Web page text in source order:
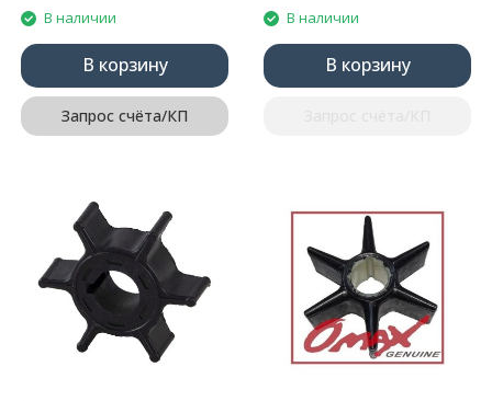
В наличии
В корзину
Запрос счёта/КП
В наличии
В корзину